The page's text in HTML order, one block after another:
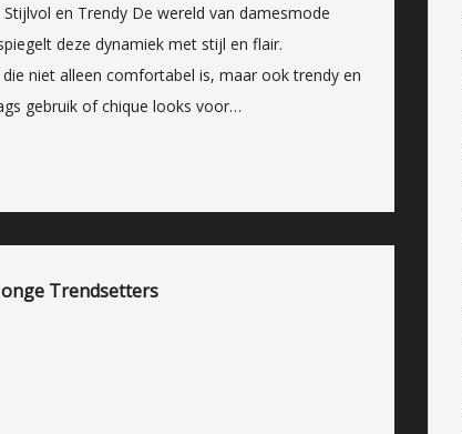
en Trendy De wereld van damesmode
deze dynamiek met stijl en flair.
niet alleen comfortabel is, maar ook trendy en
gebruik of chique looks voor…
Trendsetters